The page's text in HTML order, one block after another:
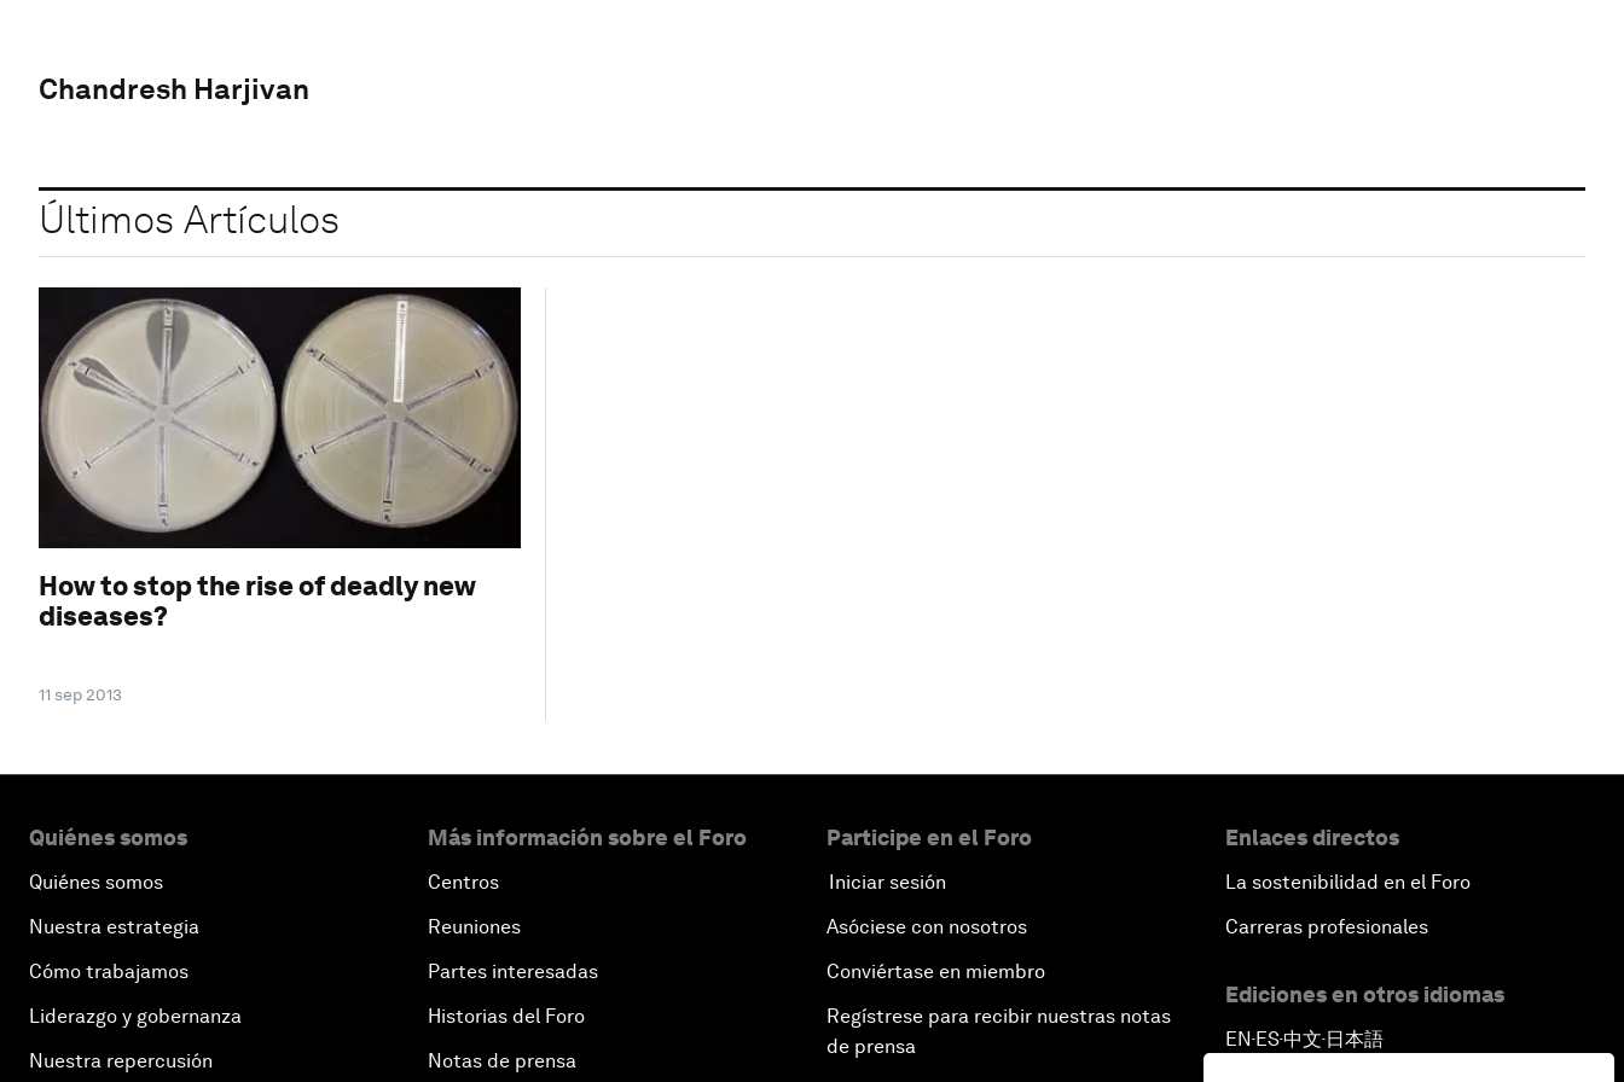
Chandresh Harjivan
Últimos Artículos
How to stop the rise of deadly new
diseases?
11 sep 2013
Quiénes somos
Quiénes somos
Nuestra estrategia
Cómo trabajamos
Liderazgo y gobernanza
Nuestra repercusión
Más información sobre el Foro
Centros
Reuniones
Partes interesadas
Historias del Foro
Notas de prensa
Participe en el Foro
Iniciar sesión
Asóciese con nosotros
Conviértase en miembro
Regístrese para recibir nuestras notas
de prensa
Enlaces directos
La sostenibilidad en el Foro
Carreras profesionales
Ediciones en otros idiomas
EN ▪ES▪中文▪ 日本語